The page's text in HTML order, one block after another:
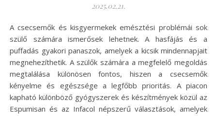
2025.02.21.
A csecsemők és kisgyermekek emésztési problémái sok
szülő számára ismerősek lehetnek. A hasfájás és a
puffadás gyakori panaszok, amelyek a kicsik mindennapjait
megnehezíthetik. A szülők számára a megfelelő megoldás
megtalálása különösen fontos, hiszen a csecsemők
kényelme és egészsége a legfőbb prioritás. A piacon
kapható különböző gyógyszerek és készítmények közül az
Espumisan és az Infacol népszerű választások, amelyek